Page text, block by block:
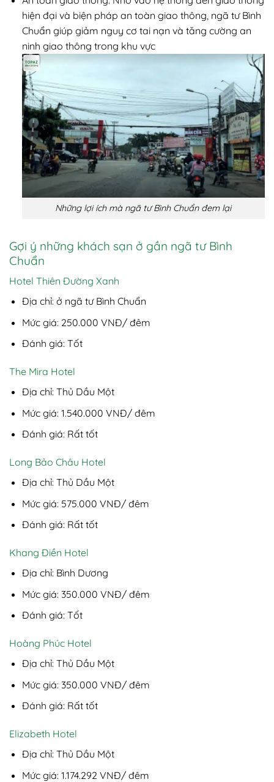
hiện đại và biện pháp an toàn giao thông, ngã tư Bình
Chuẩn giúp giảm nguy cơ tai nạn và tăng cường an
ninh giao thông trong khu vực
Những lợi ích mà ngã tư Bình Chuẩn đem lại
Gợi ý những khách sạn ở gần ngã tư Bình
Chuẩn
Hotel Thiên Đường Xanh
Địa chỉ: ở ngã tư Bình Chuẩn
Mức giá: 250.000 VNĐ/ đêm
Đánh giá: Tốt
The Mira Hotel
Địa chỉ: Thủ Dầu Một
Mức giá: 1.540.000 VNĐ/ đêm
Đánh giá: Rất tốt
Long Bảo Châu Hotel
Địa chỉ: Thủ Dầu Một
Mức giá: 575.000 VNĐ/ đêm
Đánh giá: Rất tốt
Khang Điền Hotel
Địa chỉ: Bình Dương
Mức giá: 350.000 VNĐ/ đêm
Đánh giá: Tốt
Hoàng Phúc Hotel
Địa chỉ: Thủ Dầu Một
Mức giá: 350.000 VNĐ/ đêm
Đánh giá: Rất tốt
Elizabeth Hotel
Địa chỉ: Thủ Dầu Một
Mức giá: 1.174.292 VNĐ/ đêm